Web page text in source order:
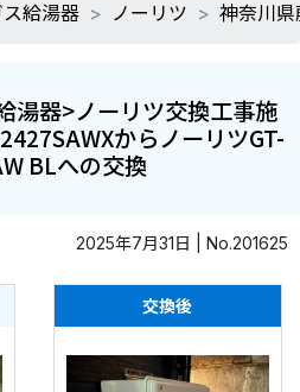
ス給湯器 ノーリツ 神奈川
湯器>ノーリツ交換工事施
からノーリツGT-
BLへの交換
2025年7月31日 | No.201625
交換後